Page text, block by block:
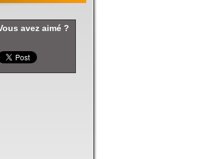
avez aimé ?